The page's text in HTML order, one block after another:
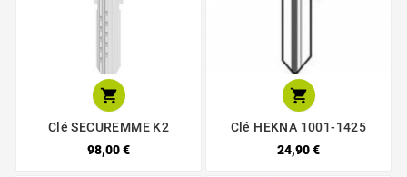

Clé SECUREMME K2
98,00 €

Clé HEKNA 1001-1425
24,90 €